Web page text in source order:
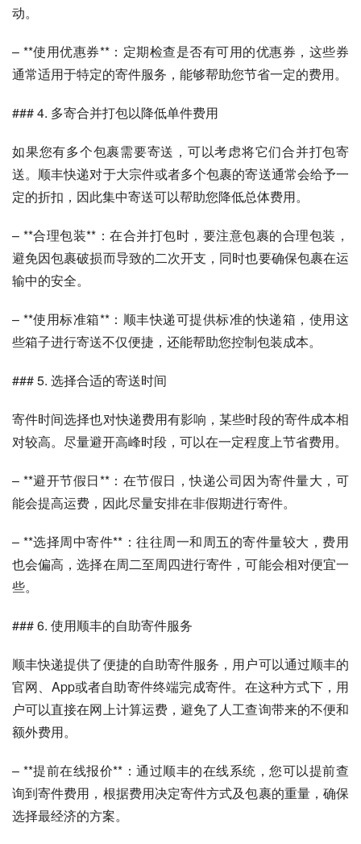
动。
– **使用优惠券**：定期检查是否有可用的优惠券，这些券
通常适用于特定的寄件服务，能够帮助您节省一定的费用。
### 4. 多寄合并打包以降低单件费用
如果您有多个包裹需要寄送，可以考虑将它们合并打包寄
送。顺丰快递对于大宗件或者多个包裹的寄送通常会给予一
定的折扣，因此集中寄送可以帮助您降低总体费用。
– **合理包装**：在合并打包时，要注意包裹的合理包装，
避免因包裹破损而导致的二次开支，同时也要确保包裹在运
输中的安全。
– **使用标准箱**：顺丰快递可提供标准的快递箱，使用这
些箱子进行寄送不仅便捷，还能帮助您控制包装成本。
### 5. 选择合适的寄送时间
寄件时间选择也对快递费用有影响，某些时段的寄件成本相
对较高。尽量避开高峰时段，可以在一定程度上节省费用。
– **避开节假日**：在节假日，快递公司因为寄件量大，可
能会提高运费，因此尽量安排在非假期进行寄件。
– **选择周中寄件**：往往周一和周五的寄件量较大，费用
也会偏高，选择在周二至周四进行寄件，可能会相对便宜一
些。
### 6. 使用顺丰的自助寄件服务
顺丰快递提供了便捷的自助寄件服务，用户可以通过顺丰的
官网、App或者自助寄件终端完成寄件。在这种方式下，用
户可以直接在网上计算运费，避免了人工查询带来的不便和
额外费用。
– **提前在线报价**：通过顺丰的在线系统，您可以提前查
询到寄件费用，根据费用决定寄件方式及包裹的重量，确保
选择最经济的方案。